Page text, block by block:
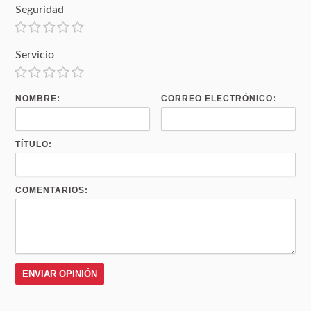
Seguridad
Servicio
NOMBRE: CORREO ELECTRÓNICO:
TÍTULO:
COMENTARIOS: